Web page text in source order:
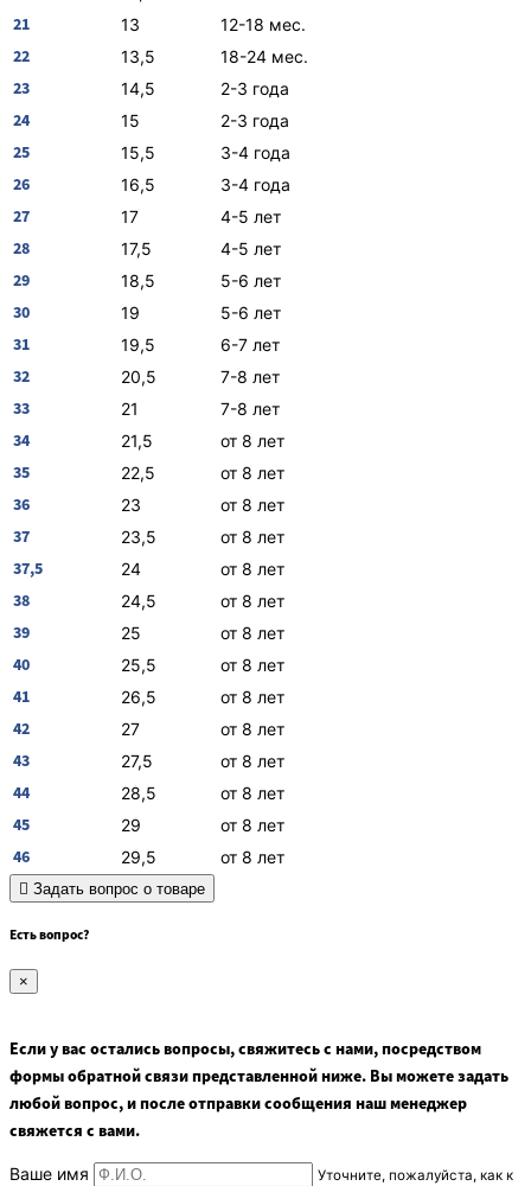
21 13 12-18 мес.
22 13,5 18-24 мес.
23 14,5 2-3 года
24 15 2-3 года
25 15,5 3-4 года
26 16,5 3-4 года
27 17 4-5 лет
28 17,5 4-5 лет
29 18,5 5-6 лет
30 19 5-6 лет
31 19,5 6-7 лет
32 20,5 7-8 лет
33 21 7-8 лет
34 21,5 от 8 лет
35 22,5 от 8 лет
36 23 от 8 лет
37 23,5 от 8 лет
37,5 24 от 8 лет
38 24,5 от 8 лет
39 25 от 8 лет
40 25,5 от 8 лет
41 26,5 от 8 лет
42 27 от 8 лет
43 27,5 от 8 лет
44 28,5 от 8 лет
45 29 от 8 лет
46 29,5 от 8 лет
Задать вопрос о товаре
Есть вопрос?
×
Если у вас остались вопросы, свяжитесь с нами, посредством
формы обратной связи представленной ниже. Вы можете задать
любой вопрос, и после отправки сообщения наш менеджер
свяжется с вами.
Ваше имя
Уточните, пожалуйста, как к